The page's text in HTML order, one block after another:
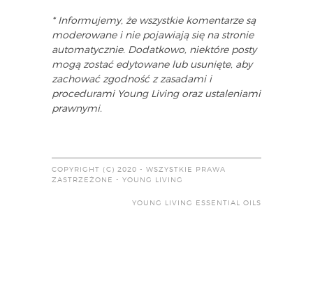
* Informujemy, że wszystkie komentarze są
moderowane i nie pojawiają się na stronie
automatycznie. Dodatkowo, niektóre posty
mogą zostać edytowane lub usunięte, aby
zachować zgodność z zasadami i
procedurami Young Living oraz ustaleniami
prawnymi.
COPYRIGHT (C) 2020 - WSZYSTKIE PRAWA
ZASTRZEŻONE - YOUNG LIVING
YOUNG LIVING ESSENTIAL OILS